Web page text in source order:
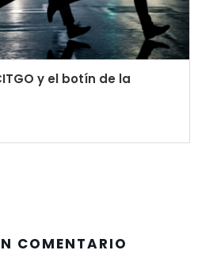
y el botín de la
COMENTARIO